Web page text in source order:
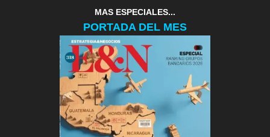
MAS ESPECIALES...
PORTADA DEL MES